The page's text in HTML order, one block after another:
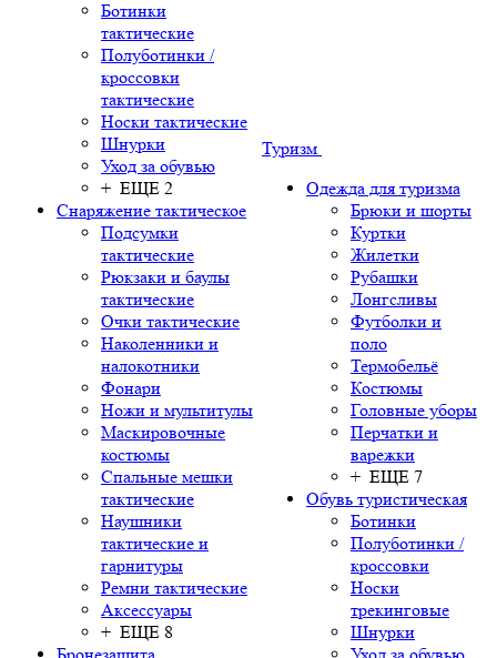
Ботинки
тактические
Полуботинки /
кроссовки
тактические
Носки тактические
Шнурки
Уход за обувью
+ ЕЩЕ 2
Снаряжение тактическое
Подсумки
тактические
Рюкзаки и баулы
тактические
Очки тактические
Наколенники и
налокотники
Фонари
Ножи и мультитулы
Маскировочные
костюмы
Спальные мешки
тактические
Наушники
тактические и
гарнитуры
Ремни тактические
Аксессуары
+ ЕЩЕ 8
Туризм
Одежда для туризма
Брюки и шорты
Куртки
Жилетки
Рубашки
Лонгсливы
Футболки и
поло
Термобельё
Костюмы
Головные уборы
Перчатки и
варежки
+ ЕЩЕ 7
Обувь туристическая
Ботинки
Полуботинки /
кроссовки
Носки
трекинговые
Шнурки